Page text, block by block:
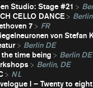
Studio: Stage #21
CELLO DANCE
7
FR
von Stefan
Berlin DE
time being
Berlin DE
Berlin, DE
NL
I – Twenty to eight